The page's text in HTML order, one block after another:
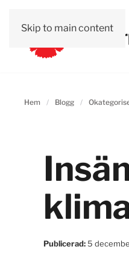
Skip to main content
Hem Blogg
Publicerad:5